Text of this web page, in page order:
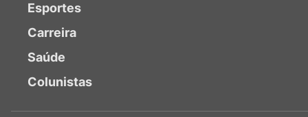
Esportes
Carreira
Saúde
Colunistas